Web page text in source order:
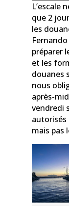
L’escale
que 2
les
préparer
et les
douanes
nous
après-
vendredi
autorisés
mais pas